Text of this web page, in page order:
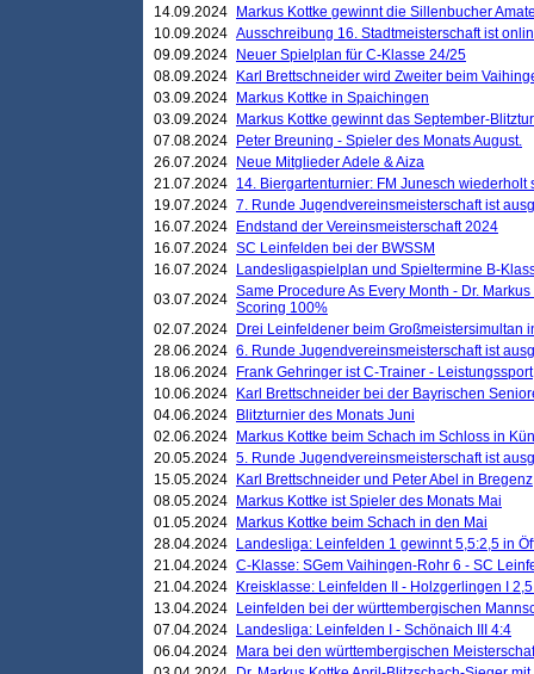
14.09.2024
Markus Kottke gewinnt die Sillenbucher
10.09.2024 Ausschreibung 16. Stadtmeisterschaft ist
09.09.2024
Neuer Spielplan für C-Klasse 24/25
08.09.2024
Karl Brettschneider wird Zweiter beim
03.09.2024
Markus Kottke in Spaichingen
03.09.2024
Markus Kottke gewinnt das September-
07.08.2024
Peter Breuning - Spieler des Monats August.
26.07.2024
Neue Mitglieder Adele & Aiza
21.07.2024 14. Biergartenturnier: FM Junesch wiederholt
19.07.2024 7. Runde Jugendvereinsmeisterschaft ist
16.07.2024
Endstand der Vereinsmeisterschaft 2024
16.07.2024 SC Leinfelden bei der BWSSM
16.07.2024
Landesligaspielplan und Spieltermine B-
03.07.2024 Same Procedure As Every Month - Dr.
Scoring 100%
02.07.2024
Drei Leinfeldener beim Großmeistersimultan
28.06.2024 6. Runde Jugendvereinsmeisterschaft ist
18.06.2024
Frank Gehringer ist C-Trainer - Leistungssport
10.06.2024
Karl Brettschneider bei der Bayrischen
04.06.2024
Blitzturnier des Monats Juni
02.06.2024
Markus Kottke beim Schach im Schloss in
20.05.2024 5. Runde Jugendvereinsmeisterschaft ist
15.05.2024
Karl Brettschneider und Peter Abel in Bregenz
08.05.2024
Markus Kottke ist Spieler des Monats Mai
01.05.2024
Markus Kottke beim Schach in den Mai
28.04.2024
Landesliga: Leinfelden 1 gewinnt 5,5:2,5 in
21.04.2024 C-Klasse: SGem Vaihingen-Rohr 6 - SC
21.04.2024
Kreisklasse: Leinfelden II - Holzgerlingen I
13.04.2024
Leinfelden bei der württembergischen
07.04.2024
Landesliga: Leinfelden I - Schönaich III 4:4
06.04.2024
Mara bei den württembergischen